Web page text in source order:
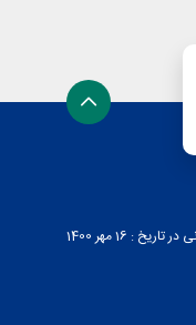
: 16 مهر 1400